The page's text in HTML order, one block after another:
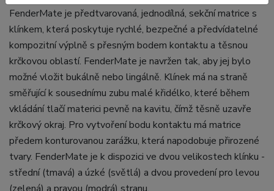
FenderMate je předtvarovaná, jednodílná, sekční matrice s
klínkem, která poskytuje rychlé, bezpečné a předvídatelné
kompozitní výplně s přesným bodem kontaktu a těsnou
krčkovou oblastí. FenderMate je navržen tak, aby jej bylo
možné vložit bukálně nebo lingálně. Klínek má na straně
směřující k sousednímu zubu malé křidélko, které během
vkládání tlačí materici pevně na kavitu, čímž těsně uzavře
krčkový okraj. Pro vytvoření bodu kontaktu má matrice
předem konturovanou zarážku, která napodobuje přirozené
tvary. FenderMate je k dispozici ve dvou velikostech klínku -
střední (tmavá) a úzké (světlá) a dvou provedení pro levou